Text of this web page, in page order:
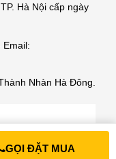
GỌI ĐẶT MUA
Hà Nội cấp ngày
Nhàn Hà Đông.